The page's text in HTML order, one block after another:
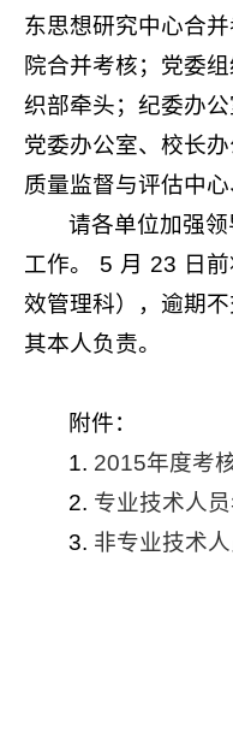
东思想研究中心合
院合并考核；党委
织部牵头；纪委办
党委办公室、校长
质量监督与评估中
请各单位加强
工作。
5 月 23 日
效管理科）， 逾期
其本人负责。
附件：
1. 2015年度考
2. 专业技术人
3. 非专业技术